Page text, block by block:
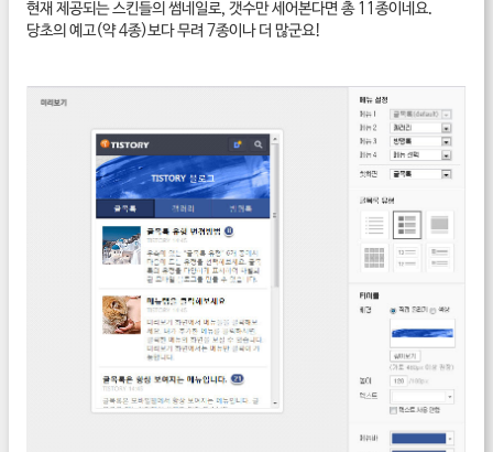
현재 제공되는 스킨들의 썸네일로, 갯수만 세어본다면 총 11종이네요.
당초의 예고(약 4종)보다 무려 7종이나 더 많군요!